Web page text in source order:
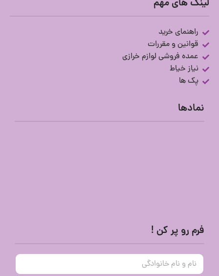
لینک های مهم
راهنمای خرید
قوانین و مقررات
عمده فروشی لوازم خرازی
نیاز خیاط
پک ها
نمادها
فرم رو پر کن !
ن